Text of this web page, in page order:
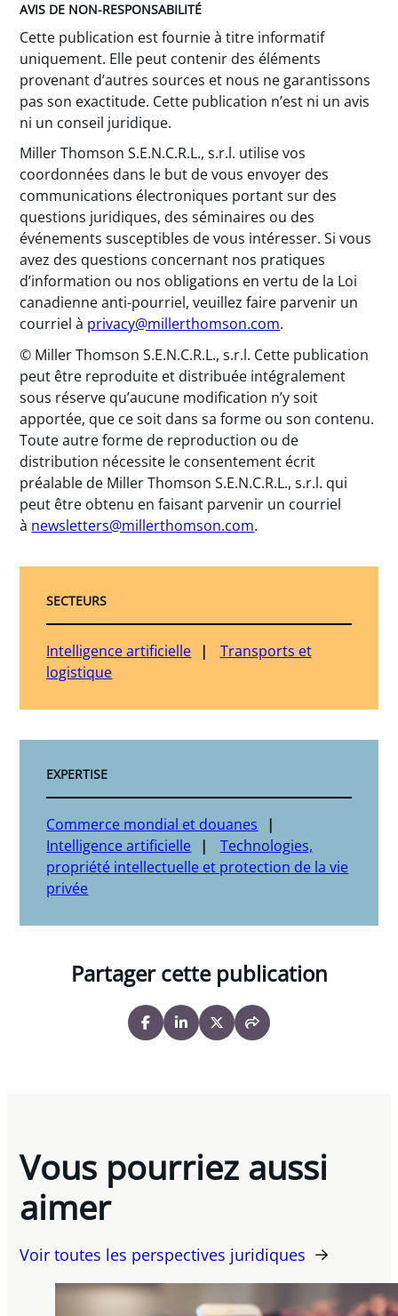
AVIS DE NON-RESPONSABILITÉ
Cette publication est fournie à titre informatif
uniquement. Elle peut contenir des éléments
provenant d’autres sources et nous ne garantissons
pas son exactitude. Cette publication n’est ni un avis
ni un conseil juridique.
Miller Thomson S.E.N.C.R.L., s.r.l. utilise vos
coordonnées dans le but de vous envoyer des
communications électroniques portant sur des
questions juridiques, des séminaires ou des
événements susceptibles de vous intéresser. Si vous
avez des questions concernant nos pratiques
d’information ou nos obligations en vertu de la Loi
canadienne anti-pourriel, veuillez faire parvenir un
courriel à privacy@millerthomson.com.
© Miller Thomson S.E.N.C.R.L., s.r.l. Cette publication
peut être reproduite et distribuée intégralement
sous réserve qu’aucune modification n’y soit
apportée, que ce soit dans sa forme ou son contenu.
Toute autre forme de reproduction ou de
distribution nécessite le consentement écrit
préalable de Miller Thomson S.E.N.C.R.L., s.r.l. qui
peut être obtenu en faisant parvenir un courriel
à newsletters@millerthomson.com.
SECTEURS
Intelligence artificielle
Transports et
logistique
EXPERTISE
Commerce mondial et douanes
Intelligence artificielle
Technologies,
propriété intellectuelle et protection de la vie
privée
Partager cette publication
Vous pourriez aussi
aimer
Voir toutes les perspectives juridiques